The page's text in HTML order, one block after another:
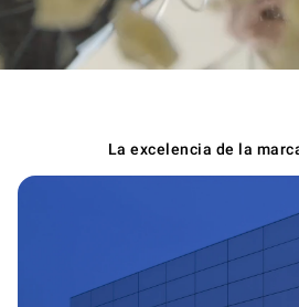
La excelencia de la